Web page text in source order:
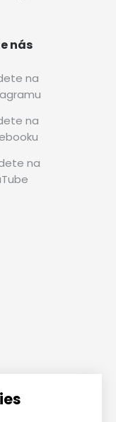
nás
na
na
na